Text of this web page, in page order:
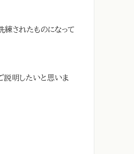
されたものになって
説明したいと思いま